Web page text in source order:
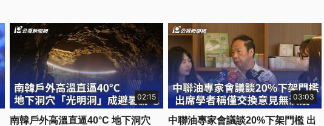
02:15
南韓戶外高溫直逼40°C 地下洞穴
03:03
中聯油專家會議談20%下架門檻 出